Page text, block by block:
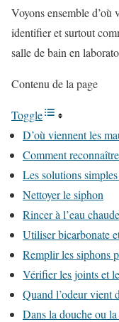
Voyons ensemble d’où
identifier et surtout
salle de bain en
Contenu de la page
Toggle
D’où viennent les
Comment
Les solutions
Nettoyer le siphon
Rincer à l’eau chaude
Utiliser bicarbonate
Remplir les siphons
Vérifier les joints et
Quand l’odeur vient
Dans la douche ou